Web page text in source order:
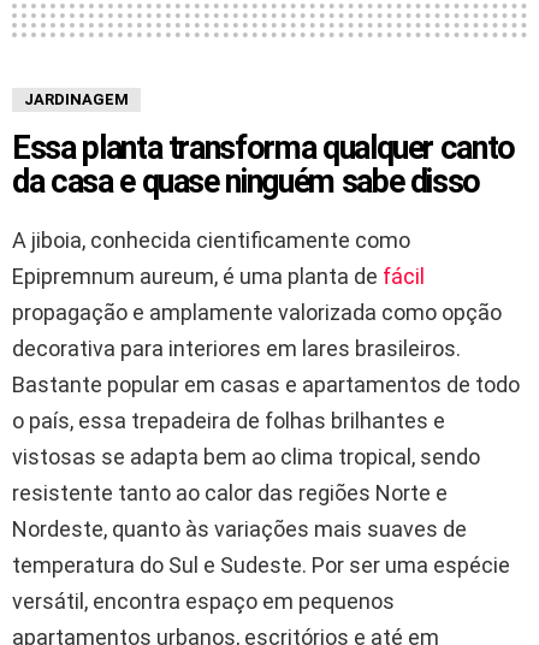
JARDINAGEM
Essa planta transforma qualquer canto
da casa e quase ninguém sabe disso
A jiboia, conhecida cientificamente como
Epipremnum aureum, é uma planta de fácil
propagação e amplamente valorizada como opção
decorativa para interiores em lares brasileiros.
Bastante popular em casas e apartamentos de todo
o país, essa trepadeira de folhas brilhantes e
vistosas se adapta bem ao clima tropical, sendo
resistente tanto ao calor das regiões Norte e
Nordeste, quanto às variações mais suaves de
temperatura do Sul e Sudeste. Por ser uma espécie
versátil, encontra espaço em pequenos
apartamentos urbanos, escritórios e até em